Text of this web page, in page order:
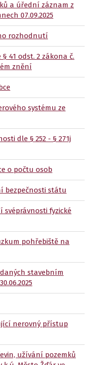
a úřední záznam z
07.09.2025
rozhodnutí
41 odst. 2 zákona č.
znění
systému ze
dle § 252 - § 271j
o počtu osob
bezpečnosti státu
svéprávnosti fyzické
pohřebiště na
stavebním
nerovný přístup
užívání pozemků